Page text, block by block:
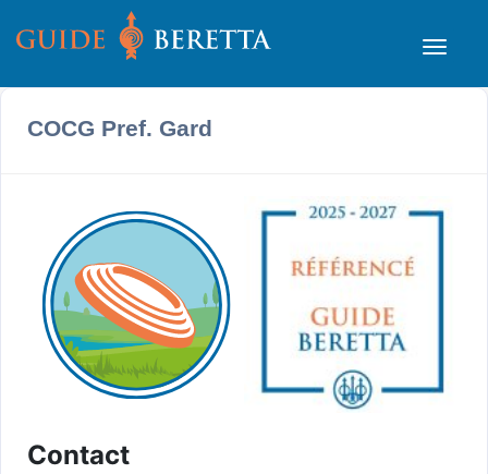
COCG Pref. Gard
Contact